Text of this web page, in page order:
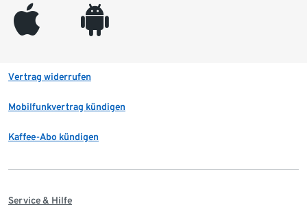
appleinc android
Vertrag widerrufen
Mobilfunkvertrag kündigen
Kaffee-Abo kündigen
Service & Hilfe